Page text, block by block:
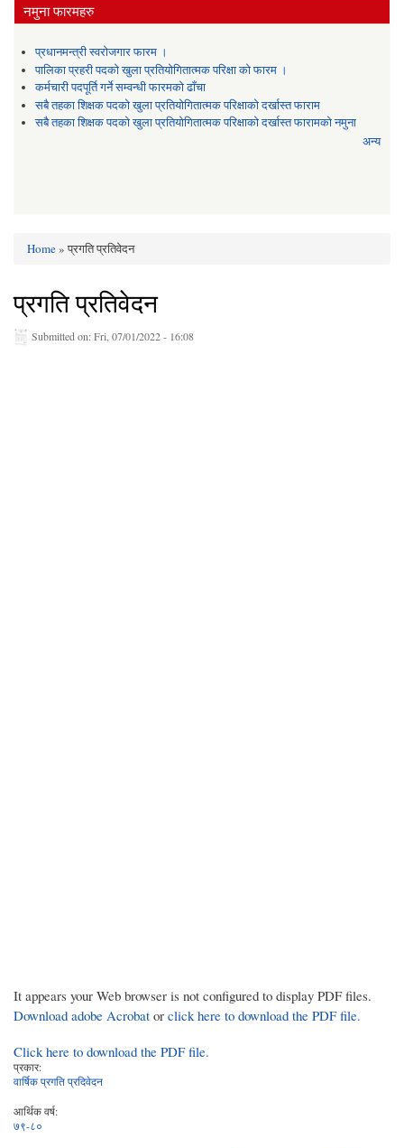
नमुना फारमहरु
प्रधानमन्त्री स्वरोजगार फारम ।
पालिका प्रहरी पदको खुला प्रतियोगितात्मक परिक्षा को फारम ।
कर्मचारी पदपूर्ति गर्ने सम्वन्धी फारमको ढाँचा
सबै तहका शिक्षक पदको खुला प्रतियोगितात्मक परिक्षाको दर्खास्त फाराम
सबै तहका शिक्षक पदको खुला प्रतियोगितात्मक परिक्षाको दर्खास्त फारामको नमुना
अन्य
You are here
Home» प्रगति प्रतिवेदन
प्रगति प्रतिवेदन
Submitted on:Fri, 07/01/2022 - 16:08
It appears your Web browser is not configured to display PDF files.
Download adobe Acrobat or click here to download the PDF file.
Click here to download the PDF file.
प्रकार:
वार्षिक प्रगति प्रदिवेदन
आर्थिक वर्ष:
७९-८०